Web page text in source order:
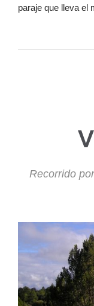
paraje que lleva el
Recorrido